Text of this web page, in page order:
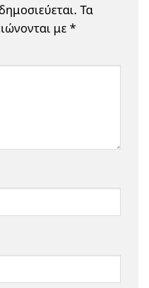
Τα
με*